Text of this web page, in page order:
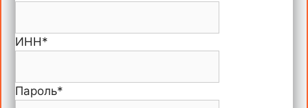
ИНН*
Пароль*